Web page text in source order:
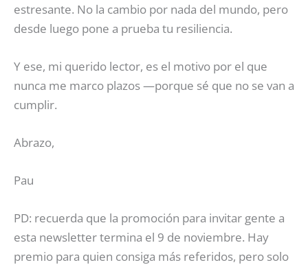
estresante. No la cambio por nada del mundo, pero
desde luego pone a prueba tu resiliencia.
Y ese, mi querido lector, es el motivo por el que
nunca me marco plazos —porque sé que no se van a
cumplir.
Abrazo,
Pau
PD: recuerda que la promoción para invitar gente a
esta newsletter termina el 9 de noviembre. Hay
premio para quien consiga más referidos, pero solo